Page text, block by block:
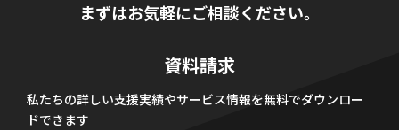
まずはお気軽にご相談ください。
資料請求
私たちの詳しい支援実績やサービス情報を無料でダウンロー
ドできます